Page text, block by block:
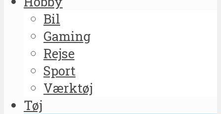
Bil
Gaming
Rejse
Sport
Værktøj
Tøj